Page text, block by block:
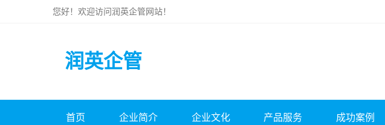
您好！欢迎访问润英企管网站！
润英企管
首页 企业简介 企业文化 产品服务 成功案例